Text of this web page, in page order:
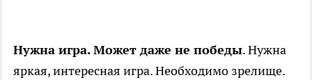
Нужна игра. Может даже не победы. Нужна
яркая, интересная игра. Необходимо зрелище.